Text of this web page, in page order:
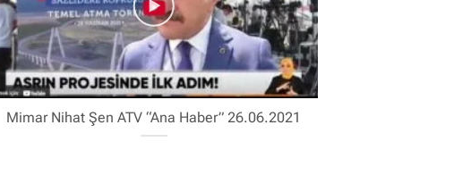
Mimar Nihat Şen ATV “Ana Haber” 26.06.2021